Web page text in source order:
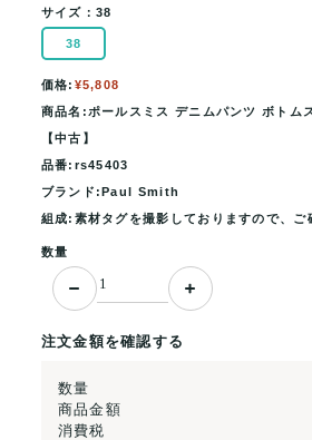
ポールスミス デニムパンツ ボトムス スト
サイズ： 38
38
価格: ¥5,808
商品名:ポールスミス デニムパンツ ボト
【中古】
品番:rs45403
ブランド:Paul Smith
組成:素材タグを撮影しておりますので、ご
数量
注文金額を確認する
数量
商品金額
消費税